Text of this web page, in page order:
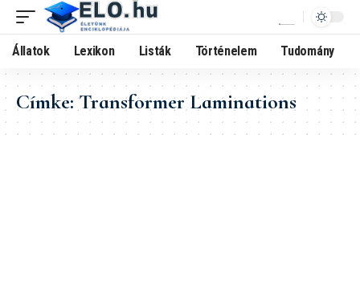
Állatok Lexikon Listák Történelem Tudomány
Címke:Transformer Laminations